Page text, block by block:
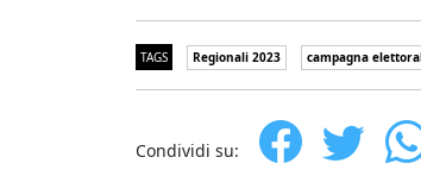
TAGS Regionali 2023 campagna
Condividi su: